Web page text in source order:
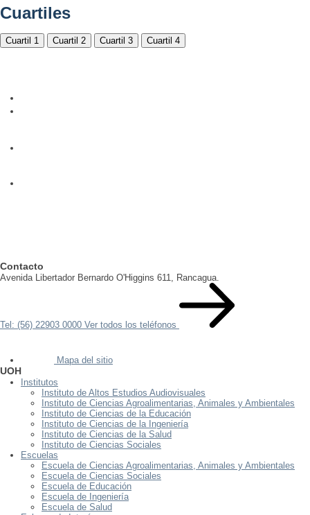
Cuartiles
Cuartil 1 Cuartil 2 Cuartil 3 Cuartil 4
Contacto
Avenida Libertador Bernardo O'Higgins 611, Rancagua.
Tel: (56) 22903 0000 Ver todos los teléfonos
Mapa del sitio
UOH
Institutos
Instituto de Altos Estudios Audiovisuales
Instituto de Ciencias Agroalimentarias, Animales y Ambientales
Instituto de Ciencias de la Educación
Instituto de Ciencias de la Ingeniería
Instituto de Ciencias de la Salud
Instituto de Ciencias Sociales
Escuelas
Escuela de Ciencias Agroalimentarias, Animales y Ambientales
Escuela de Ciencias Sociales
Escuela de Educación
Escuela de Ingeniería
Escuela de Salud